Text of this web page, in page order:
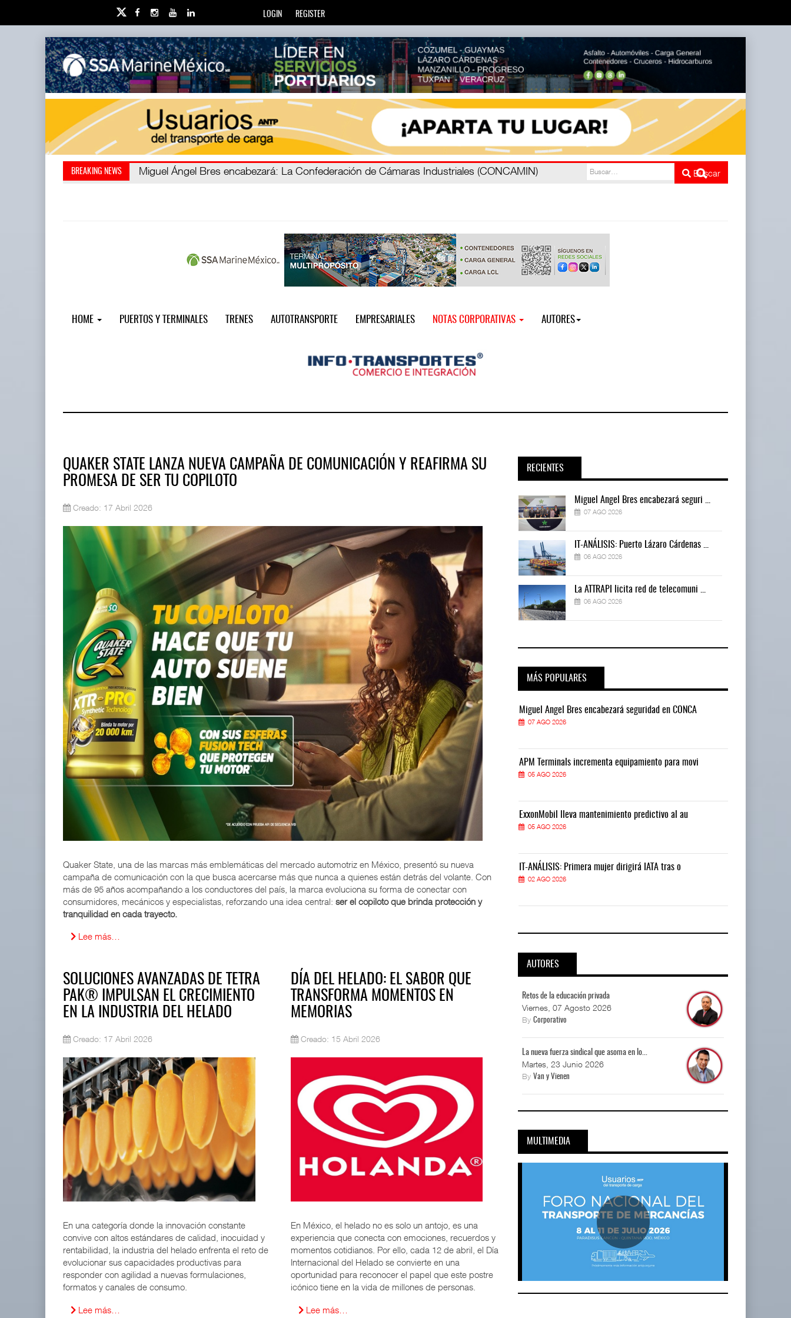
LOGIN REGISTER
BREAKING NEWS Miguel Ángel Bres encabezará
Retos de la educación privada: Más de 20 mil escuelas privadas atienden a más de cinco
Buscar
HOME PUERTOS Y TERMINALES TRENES AUTOTRANSPORTE EMPRESARIALES NOTAS CORPORATIVAS AUTORES
QUAKER STATE LANZA NUEVA CAMPAÑA DE COMUNICACIÓN Y REAFIRMA SU
PROMESA DE SER TU COPILOTO
Creado: 17 Abril 2026
Quaker State, una de las marcas más emblemáticas del mercado automotriz en México, presentó su nueva
campaña de comunicación con la que busca acercarse más que nunca a quienes están detrás del volante. Con
más de 95 años acompañando a los conductores del país, la marca evoluciona su forma de conectar con
consumidores, mecánicos y especialistas, reforzando una idea central: ser el copiloto que brinda protección y
tranquilidad en cada trayecto.
Lee más…
SOLUCIONES AVANZADAS DE TETRA
PAK® IMPULSAN EL CRECIMIENTO
EN LA INDUSTRIA DEL HELADO
Creado: 17 Abril 2026
En una categoría donde la innovación constante
convive con altos estándares de calidad, inocuidad y
rentabilidad, la industria del helado enfrenta el reto de
evolucionar sus capacidades productivas para
responder con agilidad a nuevas formulaciones,
formatos y canales de consumo.
Lee más…
DÍA DEL HELADO: EL SABOR QUE
TRANSFORMA MOMENTOS EN
MEMORIAS
Creado: 15 Abril 2026
En México, el helado no es solo un antojo, es una
experiencia que conecta con emociones, recuerdos y
momentos cotidianos. Por ello, cada 12 de abril, el Día
Internacional del Helado se convierte en una
oportunidad para reconocer el papel que este postre
icónico tiene en la vida de millones de personas.
Lee más…
RECIENTES
07 AGO 2026
IT-ANÁLISIS: Puerto Lázaro Cárdenas ...
06 AGO 2026
La ATTRAPI licita red de telecomuni ...
06 AGO 2026
IT-ANÁLISIS: Puerto Lázaro Cárdenas ...
06 AGO 2026
La ATTRAPI licita red de telecomuni ...
06 AGO 2026
Miguel Ángel Bres encabezará seguri ...
07 AGO 2026
IT-ANÁLISIS: Puerto Lázaro Cárdenas ...
06 AGO 2026
La ATTRAPI licita red de telecomuni ...
06 AGO 2026
MÁS POPULARES
Miguel Ángel Bres encabezará seguridad en CONCA
07 AGO 2026
APM Terminals incrementa equipamiento para movi
05 AGO 2026
ExxonMobil lleva mantenimiento predictivo al au
05 AGO 2026
IT-ANÁLISIS: Primera mujer dirigirá IATA tras o
02 AGO 2026
Miguel Ángel Bres encabezará seguridad en CONCA
APM Terminals incrementa equipamiento para movi
05 AGO 2026
ExxonMobil lleva mantenimiento predictivo al au
05 AGO 2026
IT-ANÁLISIS: Primera mujer dirigirá IATA tras o
02 AGO 2026
Miguel Ángel Bres encabezará seguridad en CONCA
07 AGO 2026
APM Terminals incrementa equipamiento para movi
05 AGO 2026
ExxonMobil lleva mantenimiento predictivo al au
05 AGO 2026
IT-ANÁLISIS: Primera mujer dirigirá IATA tras o
02 AGO 2026
AUTORES
Retos de la educación privada
Viernes, 07 Agosto 2026
ByCorporativo
La nueva fuerza sindical que asoma en lo...
Martes, 23 Junio 2026
ByVan y Vienen
MULTIMEDIA